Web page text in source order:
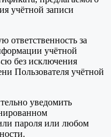
учётной записи
ответственность за
учётной
без исключения
Пользователя учётной
уведомить
пароля или любом